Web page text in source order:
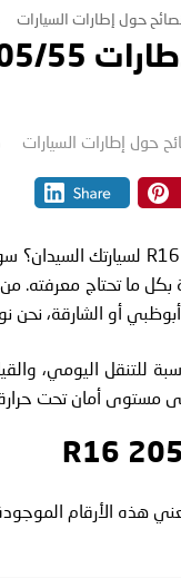
حول إطارات السيارات
حول إطارات السيارات
ما تحتاج معرفته. من
أو الشارقة، نحن نوفر
للتنقل اليومي،
مستوى أمان تحت حرارة
هذه الأرقام